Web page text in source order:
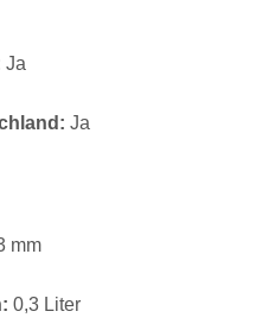
Ja
Ja
mm
0,3 Liter